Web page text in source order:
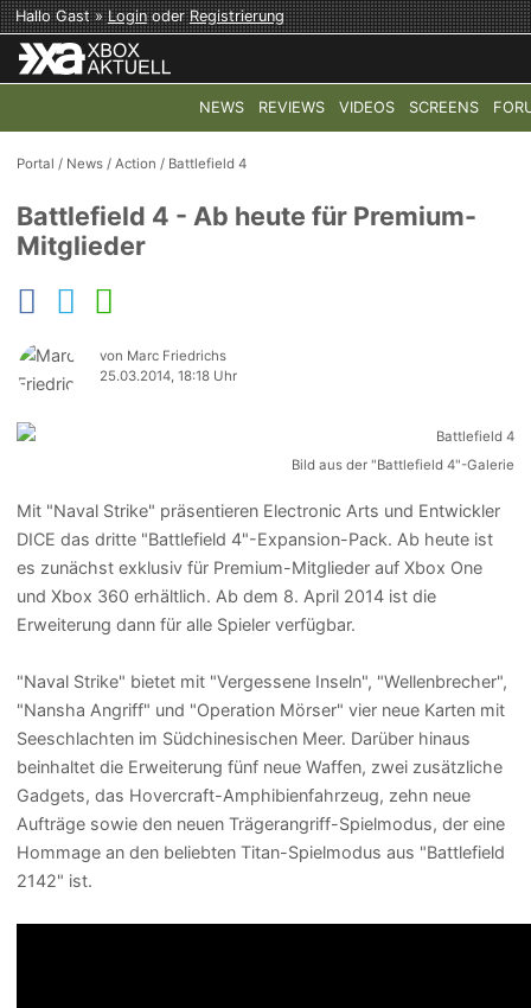
Hallo Gast »LoginoderRegistrierung
NEWS REVIEWS VIDEOS SCREENS
COD: MODERN WARFARE 4 HALO:
Portal / News /Action / Battlefield 4
Battlefield 4 - Ab heute für Premium-
Mitglieder
von Marc Friedrichs
25.03.2014, 18:18 Uhr
Bild aus der "Battlefield 4"-Galerie
Mit "Naval Strike" präsentieren Electronic Arts und Entwickler
DICE das dritte "Battlefield 4"-Expansion-Pack. Ab heute ist
es zunächst exklusiv für Premium-Mitglieder auf Xbox One
und Xbox 360 erhältlich. Ab dem 8. April 2014 ist die
Erweiterung dann für alle Spieler verfügbar.
"Naval Strike" bietet mit "Vergessene Inseln", "Wellenbrecher",
"Nansha Angriff" und "Operation Mörser" vier neue Karten mit
Seeschlachten im Südchinesischen Meer. Darüber hinaus
beinhaltet die Erweiterung fünf neue Waffen, zwei zusätzliche
Gadgets, das Hovercraft-Amphibienfahrzeug, zehn neue
Aufträge sowie den neuen Trägerangriff-Spielmodus, der eine
Hommage an den beliebten Titan-Spielmodus aus "Battlefield
2142" ist.